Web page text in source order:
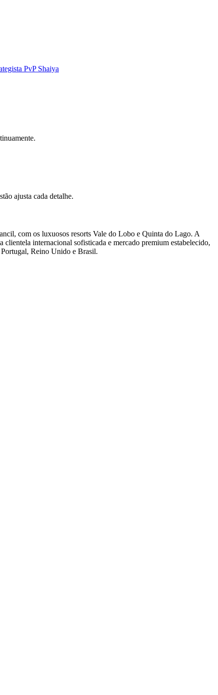
PvP Shaiya
ajusta cada detalhe.
com os luxuosos resorts Vale do Lobo e Quinta do Lago. A
internacional sofisticada e mercado premium estabelecido,
Portugal, Reino Unido e Brasil.